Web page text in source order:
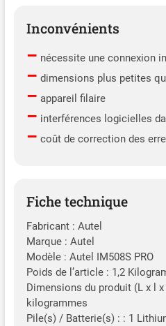
Inconvénients
– nécessite une connexion
– dimensions plus petites
– appareil filaire
– interférences logicielles
– coût de correction des
Fiche technique
Fabricant : Autel
Marque : Autel
Modèle : Autel IM508S PRO
Poids de l’article : 1,2
Dimensions du produit (L x l x
kilogrammes
Pile(s) / Batterie(s) : : 1